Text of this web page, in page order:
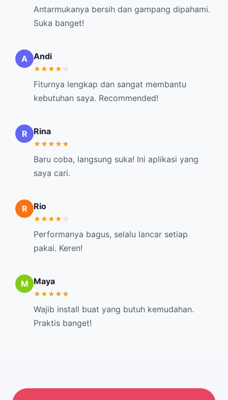
Antarmukanya bersih dan gampang dipahami.
Suka banget!
A Andi
★★★★☆
Fiturnya lengkap dan sangat membantu
kebutuhan saya. Recommended!
R Rina
★★★★★
Baru coba, langsung suka! Ini aplikasi yang
saya cari.
R Rio
★★★★☆
Performanya bagus, selalu lancar setiap
pakai. Keren!
M Maya
★★★★★
Wajib install buat yang butuh kemudahan.
Praktis banget!